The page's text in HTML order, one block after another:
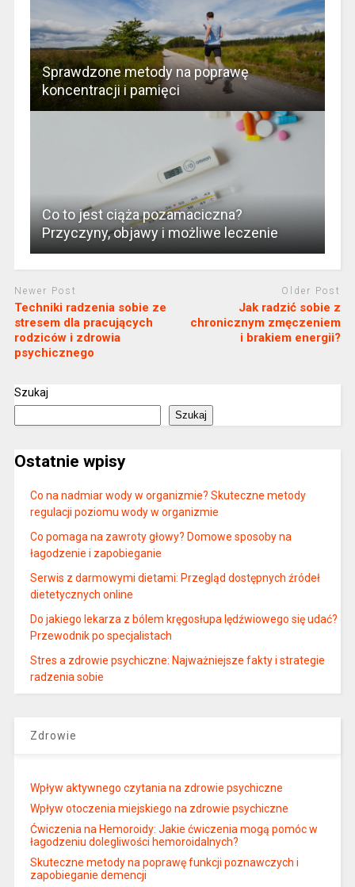
Sprawdzone metody na poprawę
koncentracji i pamięci
Co to jest ciąża pozamaciczna?
Przyczyny, objawy i możliwe leczenie
Newer Post
Techniki radzenia sobie ze
stresem dla pracujących
rodziców i zdrowia
psychicznego
Older Post
Jak radzić sobie z
chronicznym zmęczeniem
i brakiem energii?
Szukaj
Szukaj
Ostatnie wpisy
Co na nadmiar wody w organizmie? Skuteczne metody
regulacji poziomu wody w organizmie
Co pomaga na zawroty głowy? Domowe sposoby na
łagodzenie i zapobieganie
Serwis z darmowymi dietami: Przegląd dostępnych źródeł
dietetycznych online
Do jakiego lekarza z bólem kręgosłupa lędźwiowego się udać?
Przewodnik po specjalistach
Stres a zdrowie psychiczne: Najważniejsze fakty i strategie
radzenia sobie
Zdrowie
Wpływ aktywnego czytania na zdrowie psychiczne
Wpływ otoczenia miejskiego na zdrowie psychiczne
Ćwiczenia na Hemoroidy: Jakie ćwiczenia mogą pomóc w
łagodzeniu dolegliwości hemoroidalnych?
Skuteczne metody na poprawę funkcji poznawczych i
zapobieganie demencji